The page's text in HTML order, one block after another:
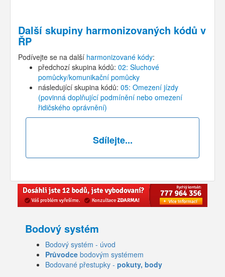
Další skupiny harmonizovaných kódů v
ŘP
Podívejte se na další harmonizované kódy:
předchozí skupina kódů: 02: Sluchové
pomůcky/komunikační pomůcky
následující skupina kódů: 05: Omezení jízdy
(povinná doplňující podmínění nebo omezení
řidičského oprávnění)
Sdílejte...
Bodový systém
Bodový systém - úvod
Průvodce bodovým systémem
Bodované přestupky - pokuty, body